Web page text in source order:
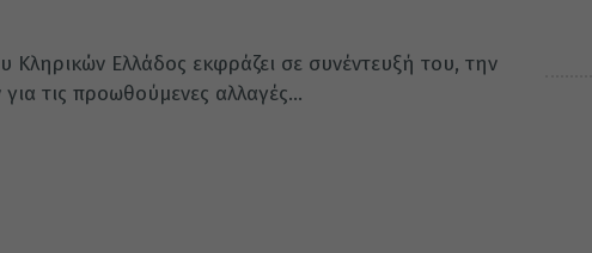
Κληρικών Ελλάδος εκφράζει σε συνέντευξή του, την
τις προωθούμενες αλλαγές...